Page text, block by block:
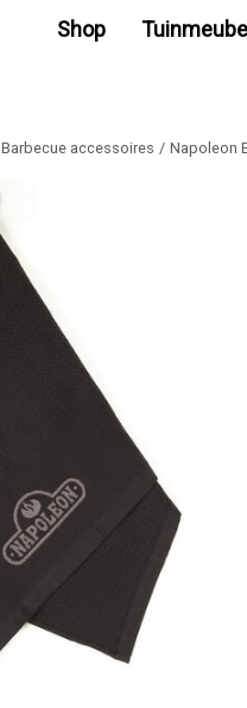
Barbecue accessoires Napoleon
Shop